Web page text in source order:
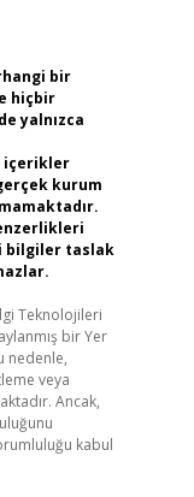
bir
hiçbir
yalnızca
içerikler
kurum
bilgiler taslak
Teknolojileri
bir Yer
nedenle,
veya
Ancak,
kabul